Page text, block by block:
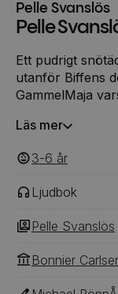
Pelle Svanslös
Pelle
Ett pudrigt
utanför Biffens
GammelMaja
någonting! Pelle
en ny
verkar Måns ha
Läs mer
3-6 ‎‎ år
Ljudbok
Pelle Svanslös
Bonnier